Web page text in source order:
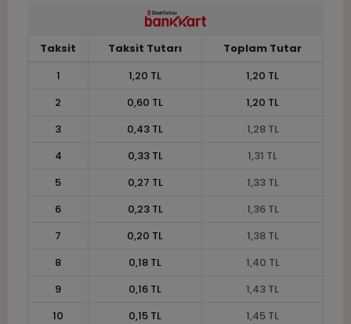
Taksit Taksit Tutarı
Toplam Tutar
1
1,20 TL
1,20 TL
2
0,60 TL
1,20 TL
3
0,43 TL
1,28 TL
4
0,33 TL
1,31 TL
5
0,27 TL
1,33 TL
6
0,23 TL
1,36 TL
7
0,20 TL
1,38 TL
8
0,18 TL
1,40 TL
9
0,16 TL
1,43 TL
10
0,15 TL
1,45 TL